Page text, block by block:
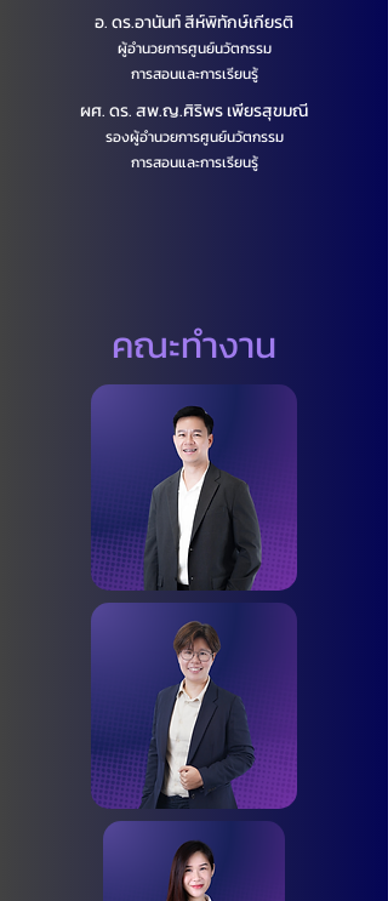
อ. ดร.อานันท์ สีห์พิทักษ์เกียรติ
ผู้อำนวยการศูนย์นวัตกรรม
การสอนและการเรียนรู้
ผศ. ดร. สพ.ญ.ศิริพร เพียรสุขมณี
รองผู้อำนวยการศูนย์นวัตกรรม
การสอนและการเรียนรู้
คณะทำงาน